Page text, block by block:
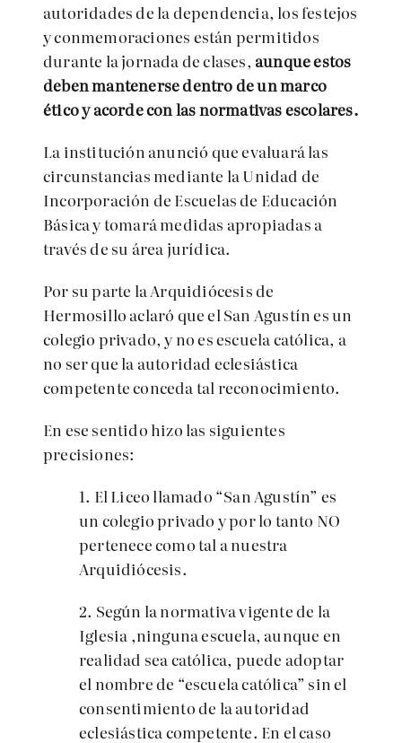
autoridades de la dependencia, los festejos
y conmemoraciones están permitidos
durante la jornada de clases, aunque estos
deben mantenerse dentro de un marco
ético y acorde con las normativas escolares.
La institución anunció que evaluará las
circunstancias mediante la Unidad de
Incorporación de Escuelas de Educación
Básica y tomará medidas apropiadas a
través de su área jurídica.
Por su parte la Arquidiócesis de
Hermosillo aclaró que el San Agustín es un
colegio privado, y no es escuela católica, a
no ser que la autoridad eclesiástica
competente conceda tal reconocimiento.
En ese sentido hizo las siguientes
precisiones:
1. El Liceo llamado “San Agustín” es
un colegio privado y por lo tanto NO
pertenece como tal a nuestra
Arquidiócesis.
2. Según la normativa vigente de la
Iglesia ,ninguna escuela, aunque en
realidad sea católica, puede adoptar
el nombre de “escuela católica” sin el
consentimiento de la autoridad
eclesiástica competente. En el caso